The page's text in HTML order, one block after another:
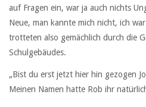
auf Fragen ein, war ja auch nichts
Neue, man kannte mich nicht, ich
trotteten also gemächlich durch die
Schulgebäudes.
„Bist du erst jetzt hier hin gezogen
Meinen Namen hatte Rob ihr